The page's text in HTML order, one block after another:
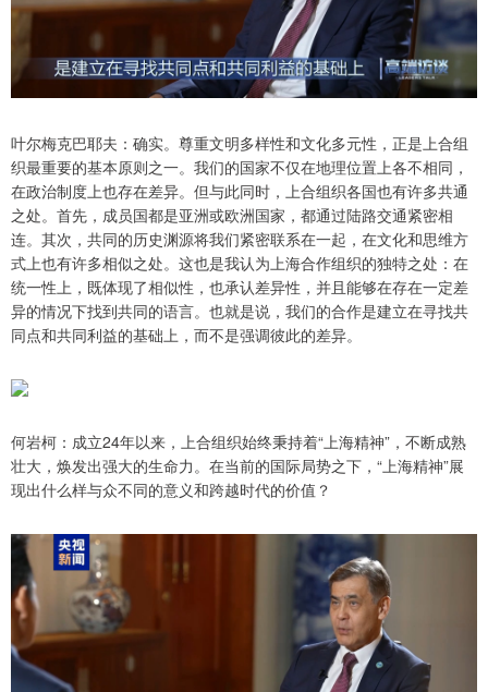
叶尔梅克巴耶夫：确实。尊重文明多样性和文化多元性，正是上合组
织最重要的基本原则之一。我们的国家不仅在地理位置上各不相同，
在政治制度上也存在差异。但与此同时，上合组织各国也有许多共通
之处。首先，成员国都是亚洲或欧洲国家，都通过陆路交通紧密相
连。其次，共同的历史渊源将我们紧密联系在一起，在文化和思维方
式上也有许多相似之处。这也是我认为上海合作组织的独特之处：在
统一性上，既体现了相似性，也承认差异性，并且能够在存在一定差
异的情况下找到共同的语言。也就是说，我们的合作是建立在寻找共
同点和共同利益的基础上，而不是强调彼此的差异。
何岩柯：成立24年以来，上合组织始终秉持着“上海精神”，不断成熟
壮大，焕发出强大的生命力。在当前的国际局势之下，“上海精神”展
现出什么样与众不同的意义和跨越时代的价值？